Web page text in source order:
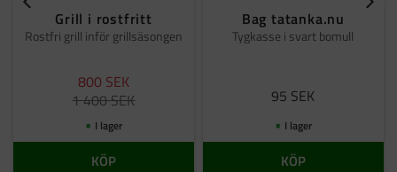
Grill i rostfritt
Rostfri grill inför grillsäsongen
800 SEK
1 400SEK
I lager
KÖP
Bag tatanka.nu
Tygkasse i svart bomull
95 SEK
I lager
KÖP